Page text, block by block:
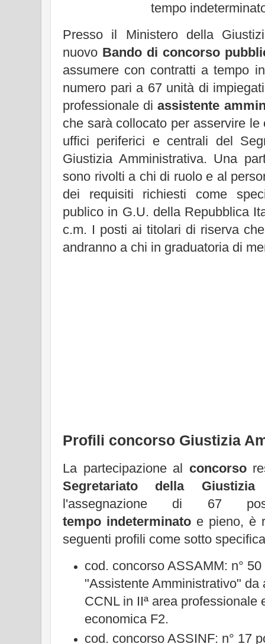
tempo
Presso il Ministero della
nuovo Bando di concorso
assumere con contratti a tempo
numero pari a 67 unità di
professionale diassistente
che sarà collocato per asservire
uffici periferici e centrali del
Giustizia Amministrativa. Una
sono rivolti a chi di ruolo e al
dei requisiti richiesti come
publico in G.U. della Repubblica
c.m. I posti ai titolari di riserva
andranno a chi in graduatoria di
Profili concorso Giustizia
La partecipazione al concorso
Segretariato della Giustizia
l'assegnazione di 67
tempo indeterminato e pieno, è
seguenti profili come sotto
cod. concorso ASSAMM: n°
"Assistente Amministrativo" da
CCNL in IIª area professionale
economica F2.
cod. concorso ASSINF: n° 17